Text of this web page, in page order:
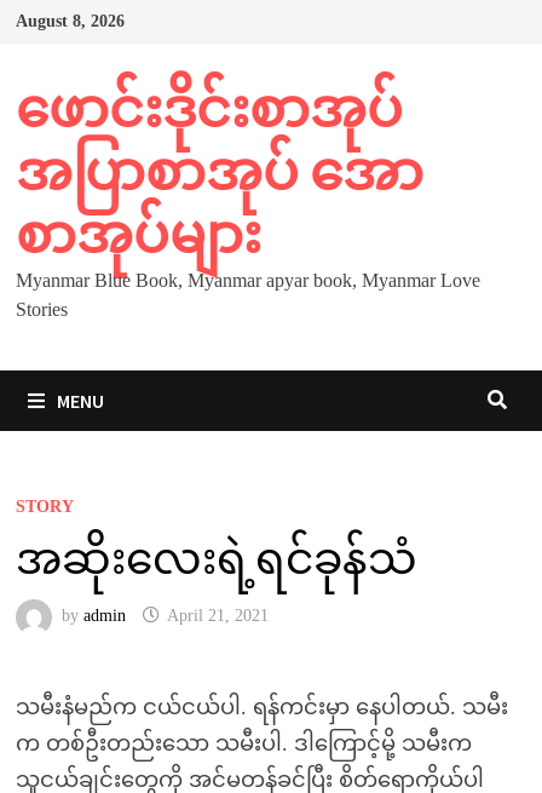
Skip
August 8, 2026
ဖောင်းဒိုင်းစာအုပ်
အပြာစာအုပ် အော
စာအုပ်များ
Myanmar Blue Book, Myanmar apyar book, Myanmar Love
Stories
MENU
STORY
အဆိုးလေးရဲ့ရင်ခုန်သံ
by admin April 21, 2021
သမီးနံမည်က ငယ်ငယ်ပါ. ရန်ကင်းမှာ နေပါတယ်. သမီး
က တစ်ဦးတည်းသော သမီးပါ. ဒါကြောင့်မို့ သမီးက
သူငယ်ချင်းတွေကို အင်မတန်ခင်ပြီး စိတ်ရောကိုယ်ပါ